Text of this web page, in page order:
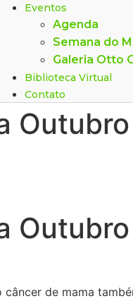
Eventos
Agenda
Semana do
Galeria Otto
Biblioteca Virtual
Contato
Outubro
Outubro
câncer de mama